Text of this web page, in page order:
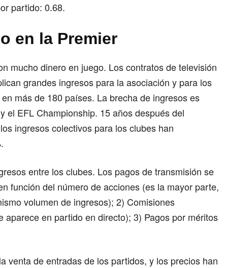
partido: 0.68.
en la Premier
mucho dinero en juego. Los contratos de televisión
grandes ingresos para la asociación y para los
más de 180 países. La brecha de ingresos es
el EFL Championship. 15 años después del
ingresos colectivos para los clubes han
entre los clubes. Los pagos de transmisión se
función del número de acciones (es la mayor parte,
volumen de ingresos); 2) Comisiones
aparece en partido en directo); 3) Pagos por méritos
venta de entradas de los partidos, y los precios han